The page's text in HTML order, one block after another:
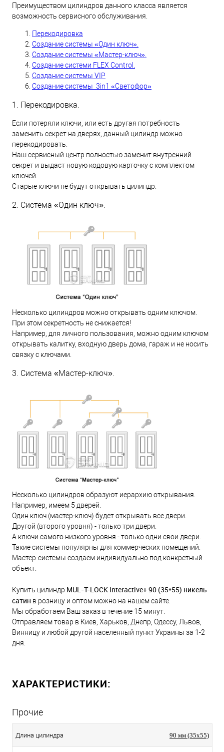
Преимуществом цилиндров данного класса является
возможность сервисного обслуживания.
Перекодировка
Создание системы «Один ключ».
Создание системы «Мастер-ключ».
Создание системи FLEX Control.
Создание системы VIP
Создание системы 3in1 «Светофор»
1. Перекодировка.
Если потеряли ключи, или есть другая потребность
заменить секрет на дверях, данный цилиндр можно
перекодировать.
Наш сервисный центр полностью заменит внутренний
секрет и выдаст новую кодовую карточку с комплектом
ключей.
Старые ключи не будут открывать цилиндр.
2. Система «Один ключ».
Несколько цилиндров можно открывать одним ключом.
При этом секретность не снижается!
Например, для личного пользования, можно одним ключом
открывать калитку, входную дверь дома, гараж и не носить
связку с ключами.
3. Система «Мастер-ключ».
Несколько цилиндров образуют иерархию открывания.
Например, имеем 5 дверей.
Один ключ (мастер-ключ) будет открывать все двери.
Другой (второго уровня) - только три двери.
А ключи самого низкого уровня - только одни свои двери.
Такие системы популярны для коммерческих помещений.
Мастер-системы создаем индивидуально под конкретный
объект.
Купить цилиндр MUL-T-LOCK Interactive+ 90 (35*55) никель
сатин в розницу и оптом можно на нашем сайте.
Мы обработаем Ваш заказ в течение 15 минут.
Отправляем товар в Киев, Харьков, Днепр, Одессу, Львов,
Винницу и любой другой населенный пункт Украины за 1-2
дня.
ХАРАКТЕРИСТИКИ:
Прочие
Длина цилиндра 90 мм (35x55)